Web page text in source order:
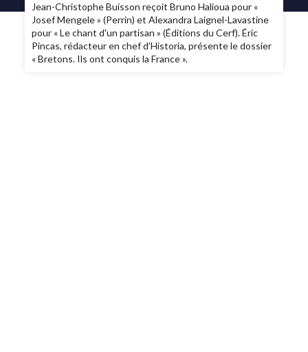
Jean-Christophe Buisson reçoit Bruno Halioua pour «
Josef Mengele » (Perrin) et Alexandra Laignel-Lavastine
pour « Le chant d'un partisan » (Éditions du Cerf). Éric
Pincas, rédacteur en chef d’Historia, présente le dossier
« Bretons. Ils ont conquis la France ».